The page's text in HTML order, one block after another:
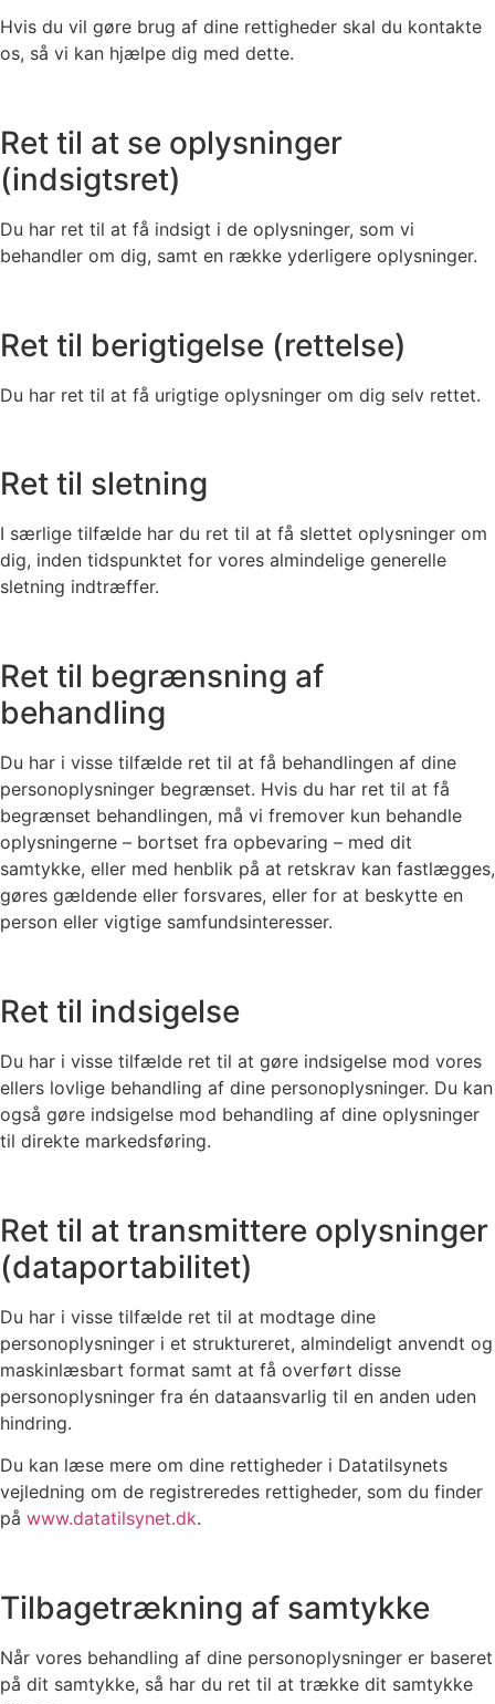
Hvis du vil gøre brug af dine rettigheder skal du kontakte
os, så vi kan hjælpe dig med dette.
Ret til at se oplysninger
(indsigtsret)
Du har ret til at få indsigt i de oplysninger, som vi
behandler om dig, samt en række yderligere oplysninger.
Ret til berigtigelse (rettelse)
Du har ret til at få urigtige oplysninger om dig selv rettet.
Ret til sletning
I særlige tilfælde har du ret til at få slettet oplysninger om
dig, inden tidspunktet for vores almindelige generelle
sletning indtræffer.
Ret til begrænsning af
behandling
Du har i visse tilfælde ret til at få behandlingen af dine
personoplysninger begrænset. Hvis du har ret til at få
begrænset behandlingen, må vi fremover kun behandle
oplysningerne – bortset fra opbevaring – med dit
samtykke, eller med henblik på at retskrav kan fastlægges,
gøres gældende eller forsvares, eller for at beskytte en
person eller vigtige samfundsinteresser.
Ret til indsigelse
Du har i visse tilfælde ret til at gøre indsigelse mod vores
ellers lovlige behandling af dine personoplysninger. Du kan
også gøre indsigelse mod behandling af dine oplysninger
til direkte markedsføring.
Ret til at transmittere oplysninger
(dataportabilitet)
Du har i visse tilfælde ret til at modtage dine
personoplysninger i et struktureret, almindeligt anvendt og
maskinlæsbart format samt at få overført disse
personoplysninger fra én dataansvarlig til en anden uden
hindring.
Du kan læse mere om dine rettigheder i Datatilsynets
vejledning om de registreredes rettigheder, som du finder
på www.datatilsynet.dk.
Tilbagetrækning af samtykke
Når vores behandling af dine personoplysninger er baseret
på dit samtykke, så har du ret til at trække dit samtykke